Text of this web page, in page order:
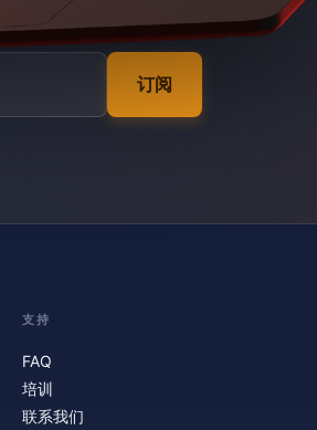
订阅
支持
FAQ
培训
联系我们